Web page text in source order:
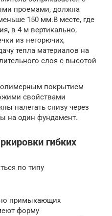
проемами, должна
150 мм.В месте, где
в 4 м вертикально,
из негорючих,
тепла материалов на
слоя с высотой
покрытием
свойствами
налегать снизу через
на один фундамент.
гибких
по типу
примыкающих
форму